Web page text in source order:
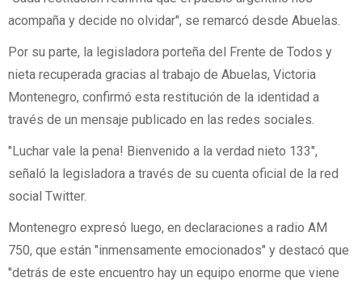
acompaña y decide no olvidar", se remarcó desde Abuelas.
Por su parte, la legisladora porteña del Frente de Todos y
nieta recuperada gracias al trabajo de Abuelas, Victoria
Montenegro, confirmó esta restitución de la identidad a
través de un mensaje publicado en las redes sociales.
"Luchar vale la pena! Bienvenido a la verdad nieto 133",
señaló la legisladora a través de su cuenta oficial de la red
social Twitter.
Montenegro expresó luego, en declaraciones a radio AM
750, que están "inmensamente emocionados" y destacó que
"detrás de este encuentro hay un equipo enorme que viene